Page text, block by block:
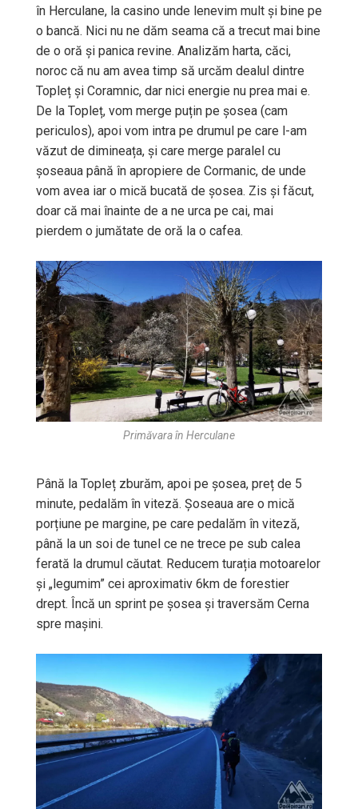
în Herculane, la casino unde lenevim mult și bine pe
o bancă. Nici nu ne dăm seama că a trecut mai bine
de o oră și panica revine. Analizăm harta, căci,
noroc că nu am avea timp să urcăm dealul dintre
Topleț și Coramnic, dar nici energie nu prea mai e.
De la Topleț, vom merge puțin pe șosea (cam
periculos), apoi vom intra pe drumul pe care l-am
văzut de dimineața, și care merge paralel cu
șoseaua până în apropiere de Cormanic, de unde
vom avea iar o mică bucată de șosea. Zis și făcut,
doar că mai înainte de a ne urca pe cai, mai
pierdem o jumătate de oră la o cafea.
Primăvara în Herculane
Până la Topleț zburăm, apoi pe șosea, preț de 5
minute, pedalăm în viteză. Șoseaua are o mică
porțiune pe margine, pe care pedalăm în viteză,
până la un soi de tunel ce ne trece pe sub calea
ferată la drumul căutat. Reducem turația motoarelor
și „legumim” cei aproximativ 6km de forestier
drept. Încă un sprint pe șosea și traversăm Cerna
spre mașini.